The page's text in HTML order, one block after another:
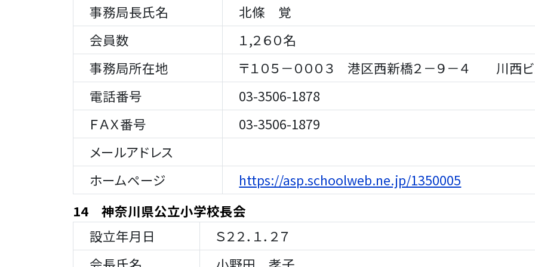
事務局長氏名
北條 覚
会員数
１,２６０名
事務局所在地
〒１０５－０００３ 港区西新橋２－９－４ 川西
電話番号
03-3506-1878
ＦＡＸ番号
03-3506-1879
メールアドレス
ホームページ
https://asp.schoolweb.ne.jp/1350005
14 神奈川県公立小学校長会
設立年月日
Ｓ２２．１．２７